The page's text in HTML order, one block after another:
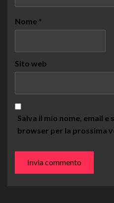
Nome *
Sito web
Salva il mio nome, email
browser per la prossima